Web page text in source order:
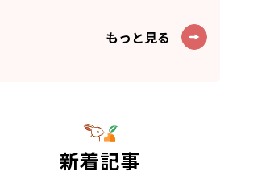
もっと見る
新着記事